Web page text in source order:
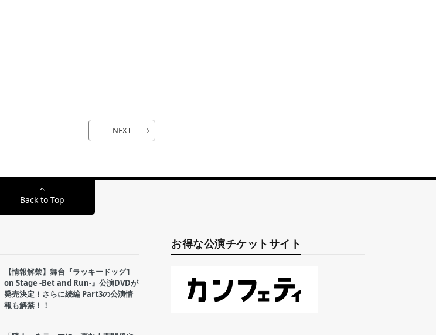
NEXT
Back to Top
【情報解禁】舞台『ラッキードッグ1
on Stage -Bet and Run-』公演DVDが
発売決定！さらに続編 Part3の公演情
報も解禁！！
お得な公演チケットサイト